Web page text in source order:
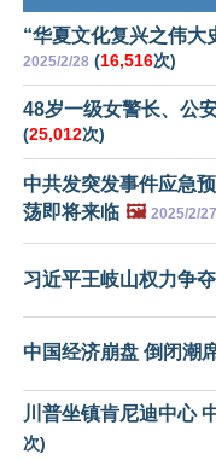
“华夏文化复兴之伟大
2025/2/28 (16,516次)
48岁一级女警长、公
(25,012次)
中共发突发事件应急
荡即将来临 🖼️ 2025/2/27
习近平王岐山权力争
中国经济崩盘 倒闭潮
川普坐镇肯尼迪中心
次)